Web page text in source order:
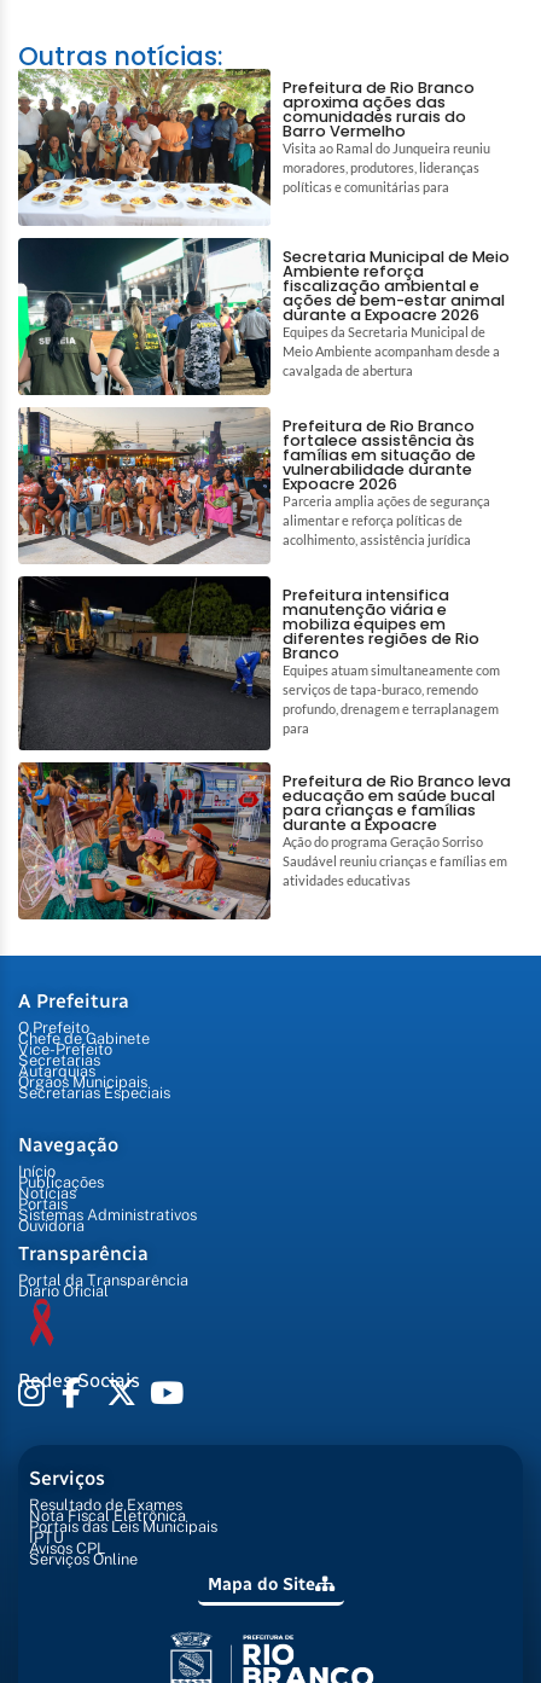
Outras notícias:
Prefeitura de Rio Branco
aproxima ações das
comunidades rurais do
Barro Vermelho
Visita ao Ramal do Junqueira reuniu
moradores, produtores, lideranças
políticas e comunitárias para
Secretaria Municipal de Meio
Ambiente reforça
fiscalização ambiental e
ações de bem-estar animal
durante a Expoacre 2026
Equipes da Secretaria Municipal de
Meio Ambiente acompanham desde a
cavalgada de abertura
Prefeitura de Rio Branco
fortalece assistência às
famílias em situação de
vulnerabilidade durante
Expoacre 2026
Parceria amplia ações de segurança
alimentar e reforça políticas de
acolhimento, assistência jurídica
Prefeitura intensifica
manutenção viária e
mobiliza equipes em
diferentes regiões de Rio
Branco
Equipes atuam simultaneamente com
serviços de tapa-buraco, remendo
profundo, drenagem e terraplanagem
para
Prefeitura de Rio Branco leva
educação em saúde bucal
para crianças e famílias
durante a Expoacre
Ação do programa Geração Sorriso
Saudável reuniu crianças e famílias em
atividades educativas
A Prefeitura
O Prefeito
Chefe de Gabinete
Vice-Prefeito
Secretarias
Autarquias
Órgãos Municipais
Secretarias Especiais
Navegação
Início
Publicações
Notícias
Portais
Sistemas Administrativos
Ouvidoria
Transparência
Portal da Transparência
Diário Oficial
Redes Sociais
Serviços
Resultado de Exames
Nota Fiscal Eletrônica
Portais das Leis Municipais
IPTU
Avisos CPL
Serviços Online
Mapa do Site